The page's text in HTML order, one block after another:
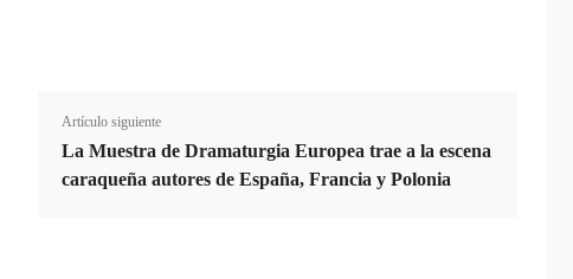
Artículo siguiente
La Muestra de Dramaturgia Europea trae a la escena
caraqueña autores de España, Francia y Polonia